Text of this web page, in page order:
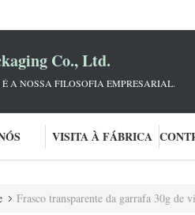
Co., Ltd.
A NOSSA FILOSOFIA EMPRESARIAL.
VISITA À FÁBRICA
Frasco transparente da garrafa 30g de